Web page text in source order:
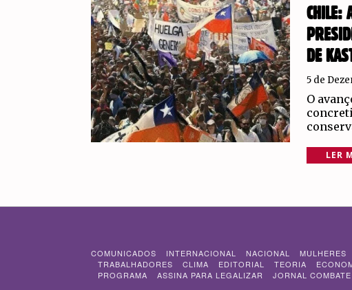
CHILE:
DE
5 de
O
LER
COMUNICADOS INTERNACIONAL NACIONAL MULHERES
TRABALHADORES
CLIMA EDITORIAL TEORIA
PROGRAMA
ASSINA PARA LEGALIZAR JORNAL COMBATE